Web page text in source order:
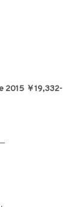
2015 ￥19,332-